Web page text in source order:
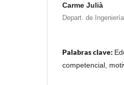
Carme Julià
Depart. de
Palabras clave:
competencial,